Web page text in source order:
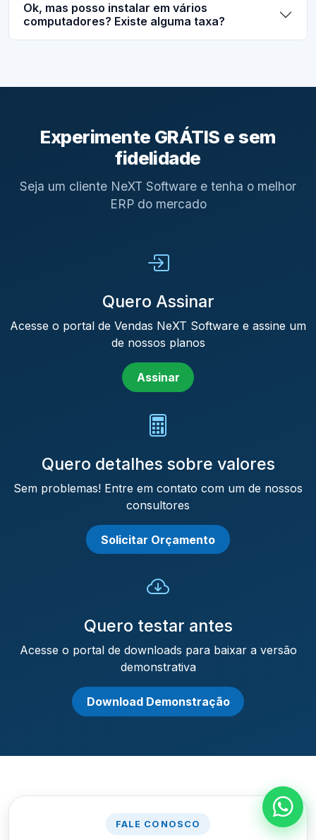
Ok, mas posso instalar em vários
computadores? Existe alguma taxa?
Experimente GRÁTIS e sem
fidelidade
Seja um cliente NeXT Software e tenha o melhor
ERP do mercado
Quero Assinar
Acesse o portal de Vendas NeXT Software e assine um
de nossos planos
Assinar
Quero detalhes sobre valores
Sem problemas! Entre em contato com um de nossos
consultores
Solicitar Orçamento
Quero testar antes
Acesse o portal de downloads para baixar a versão
demonstrativa
Download Demonstração
FALE CONOSCO